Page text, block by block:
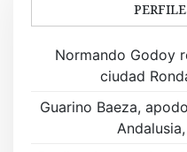
ó
Normando Godoy
ciudad
Guarino Baeza,